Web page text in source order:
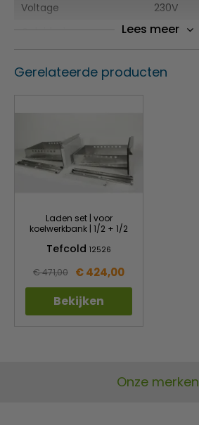
Voltage
230V
42 dB
Lees meer
Gerelateerde producten
Laden set | voor
koelwerkbank | 1/2 + 1/2
Tefcold 12526
€ 471,00 € 424,00
Bekijken
Onze merken